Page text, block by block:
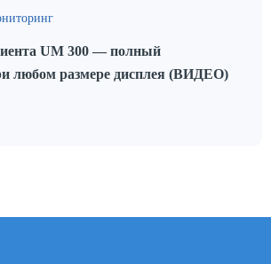
UM 300 — полный
любом размере дисплея (ВИДЕО)